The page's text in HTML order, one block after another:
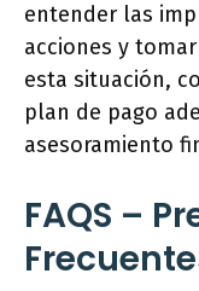
entender las
acciones y
esta situación,
plan de pago
asesoramiento
FAQS –